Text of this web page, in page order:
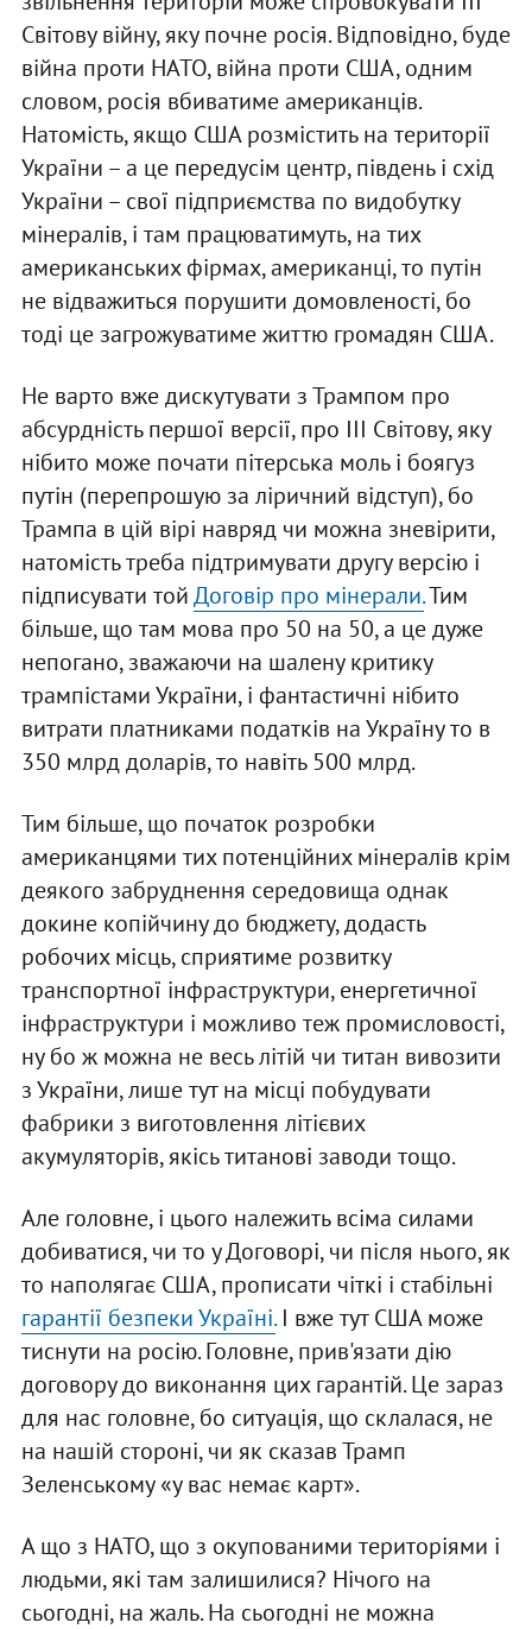
Світову війну, яку почне росія. Відповідно, буде
війна проти НАТО, війна проти США, одним
словом, росія вбиватиме американців.
Натомість, якщо США розмістить на території
України – а це передусім центр, південь і схід
України – свої підприємства по видобутку
мінералів, і там працюватимуть, на тих
американських фірмах, американці, то путін
не відважиться порушити домовленості, бо
тоді це загрожуватиме життю громадян США.
Не варто вже дискутувати з Трампом про
абсурдність першої версії, про ІІІ Світову, яку
нібито може почати пітерська моль і боягуз
путін (перепрошую за ліричний відступ), бо
Трампа в цій вірі навряд чи можна зневірити,
натомість треба підтримувати другу версію і
підписувати тойДоговір про мінерали.Тим
більше, що там мова про 50 на 50, а це дуже
непогано, зважаючи на шалену критику
трампістами України, і фантастичні нібито
витрати платниками податків на Україну то в
350 млрд доларів, то навіть 500 млрд.
Тим більше, що початок розробки
американцями тих потенційних мінералів крім
деякого забруднення середовища однак
докине копійчину до бюджету, додасть
робочих місць, сприятиме розвитку
транспортної інфраструктури, енергетичної
інфраструктури і можливо теж промисловості,
ну бо ж можна не весь літій чи титан вивозити
з України, лише тут на місці побудувати
фабрики з виготовлення літієвих
акумуляторів, якісь титанові заводи тощо.
Але головне, і цього належить всіма силами
добиватися, чи то у Договорі, чи після нього, як
то наполягає США, прописати чіткі і стабільні
гарантії безпеки Україні.І вже тут США може
тиснути на росію. Головне, прив'язати дію
договору до виконання цих гарантій. Це зараз
для нас головне, бо ситуація, що склалася, не
на нашій стороні, чи як сказав Трамп
Зеленському «у вас немає карт».
А що з НАТО, що з окупованими територіями і
людьми, які там залишилися? Нічого на
сьогодні, на жаль. На сьогодні не можна